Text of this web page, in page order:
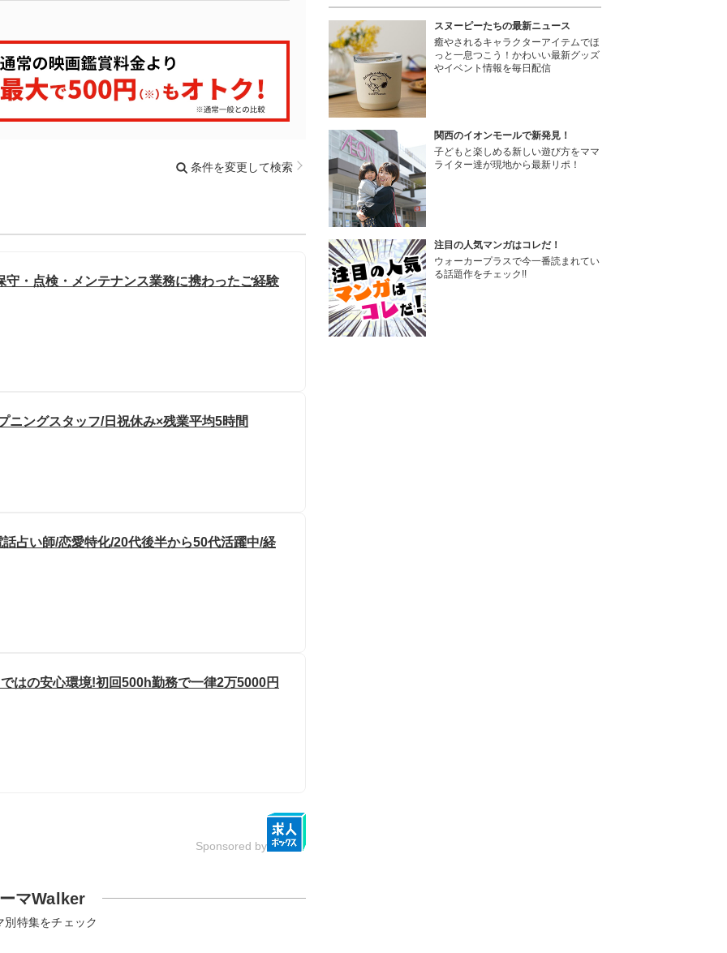
条件を変更して検索
・点検・メンテナンス業務に携わったご経験
ニングスタッフ/日祝休み×残業平均5時間
占い師/恋愛特化/20代後半から50代活躍中/経
はの安心環境!初回500h勤務で一律2万5000円
Sponsored by
マWalker
別特集をチェック
スヌーピーたちの最新ニュース
癒やされるキャラクターアイテムでほ
っと一息つこう！かわいい最新グッズ
やイベント情報を毎日配信
関西のイオンモールで新発見！
子どもと楽しめる新しい遊び方をママ
ライター達が現地から最新リポ！
注目の人気マンガはコレだ！
ウォーカープラスで今一番読まれてい
る話題作をチェック!!